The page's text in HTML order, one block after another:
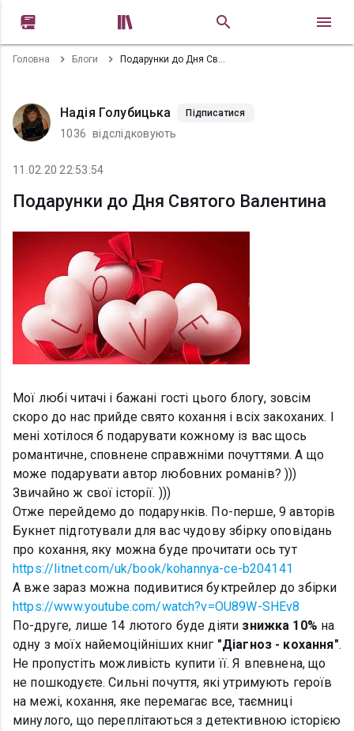
 
Головна Блоги Подарунки до Дня Святого Валентина
Надія Голубицька Підписатися
1036 відслідковують
11.02.20 22:53:54
Подарунки до Дня Святого Валентина
Мої любі читачі і бажані гості цього блогу, зовсім
скоро до нас прийде свято кохання і всіх закоханих. І
мені хотілося б подарувати кожному із вас щось
романтичне, сповнене справжніми почуттями. А що
може подарувати автор любовних романів? )))
Звичайно ж свої історії. )))
Отже перейдемо до подарунків. По-перше, 9 авторів
Букнет підготували для вас чудову збірку оповідань
про кохання, яку можна буде прочитати ось тут
https://litnet.com/uk/book/kohannya-ce-b204141
А вже зараз можна подивитися буктрейлер до збірки
https://www.youtube.com/watch?v=OU89W-SHEv8
По-друге, лише 14 лютого буде діяти знижка 10% на
одну з моїх найемоційніших книг "Діагноз - кохання".
Не пропустіть можливість купити її. Я впевнена, що
не пошкодуєте. Сильні почуття, які утримують героїв
на межі, кохання, яке перемагає все, таємниці
минулого, що переплітаються з детективною історією